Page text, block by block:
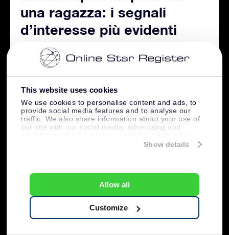
This website uses cookies
We use cookies to personalise content and ads, to
provide social media features and to analyse our
traffic. We also share information about your use of
our site with our social media, advertising and
information that you’ve provided to them or that
Show details
Allow all
Customize
una ragazza: i segnali
d’interesse più evidenti